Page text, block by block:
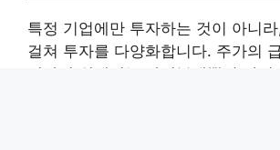
특정 기업에만 투자하는 것이 아니
걸쳐 투자를 다양화합니다. 주가의
피하기 위해서는 가격분배뿐만 아니